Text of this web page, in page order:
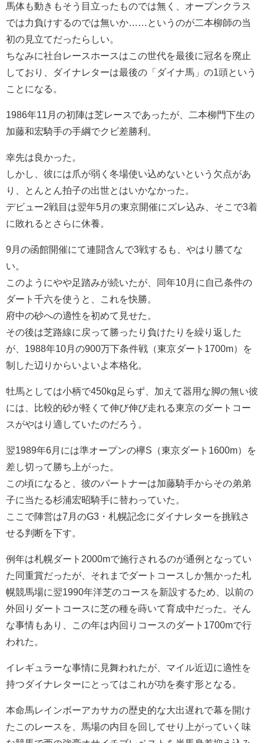
馬体も動きもそう目立ったものでは無く、オープンクラス
では力負けするのでは無いか……というのが二本柳師の当
初の見立てだったらしい。
ちなみに社台レースホースはこの世代を最後に冠名を廃止
しており、ダイナレターは最後の「ダイナ馬」の1頭という
ことになる。
1986年11月の初陣は芝レースであったが、二本柳門下生の
加藤和宏騎手の手綱でクビ差勝利。
幸先は良かった。
しかし、彼には爪が弱く冬場使い込めないという欠点があ
り、とんとん拍子の出世とはいかなかった。
デビュー2戦目は翌年5月の東京開催にズレ込み、そこで3着
に敗れるとさらに休養。
9月の函館開催にて連闘含んで3戦するも、やはり勝てな
い。
このようにやや足踏みが続いたが、同年10月に自己条件の
ダート千六を使うと、これを快勝。
府中の砂への適性を初めて見せた。
その後は芝路線に戻って勝ったり負けたりを繰り返した
が、1988年10月の900万下条件戦（東京ダート1700m）を
制した辺りからいよいよ本格化。
牡馬としては小柄で450kg足らず、加えて器用な脚の無い彼
には、比較的砂が軽くて伸び伸び走れる東京のダートコー
スがやはり適していたのだろう。
翌1989年6月には準オープンの欅S（東京ダート1600m）を
差し切って勝ち上がった。
この頃になると、彼のパートナーは加藤騎手からその弟弟
子に当たる杉浦宏昭騎手に替わっていた。
ここで陣営は7月のG3・札幌記念にダイナレターを挑戦さ
せる判断を下す。
例年は札幌ダート2000mで施行されるのが通例となってい
た同重賞だったが、それまでダートコースしか無かった札
幌競馬場に翌1990年洋芝のコースを新設するため、以前の
外回りダートコースに芝の種を蒔いて育成中だった。そん
な事情もあり、この年は内回りコースのダート1700mで行
われた。
イレギュラーな事情に見舞われたが、マイル近辺に適性を
持つダイナレターにとってはこれが功を奏す形となる。
本命馬レインボーアカサカの歴史的な大出遅れで幕を開け
たこのレースを、馬場の内目を回してせり上がっていく味